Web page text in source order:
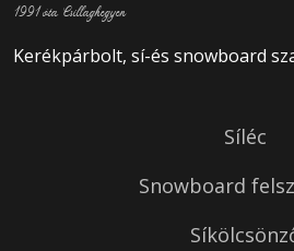
1991 óta Csillaghegyen
Kerékpárbolt, sí-és snowboard
Síléc
Snowboard